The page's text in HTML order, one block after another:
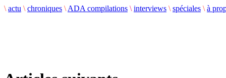
\ actu \ chroniques \ ADA compilations \ interviews \ spéciales \ à